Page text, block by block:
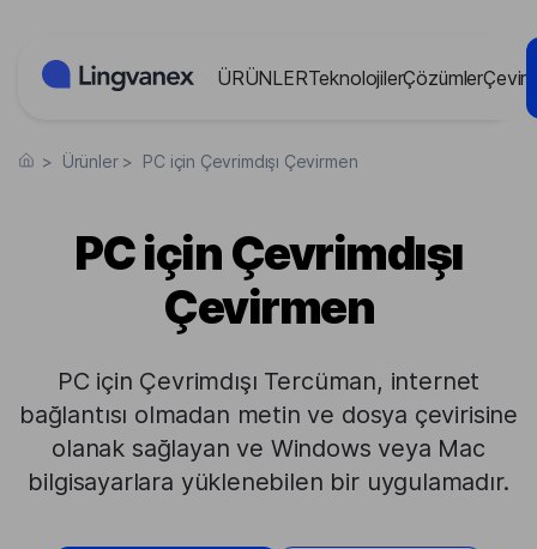
ÜRÜNLERTeknolojilerÇözümlerÇevir
> Ürünler > PC için Çevrimdışı Çevirmen
PC için Çevrimdışı
Çevirmen
PC için Çevrimdışı Tercüman, internet
bağlantısı olmadan metin ve dosya çevirisine
olanak sağlayan ve Windows veya Mac
bilgisayarlara yüklenebilen bir uygulamadır.